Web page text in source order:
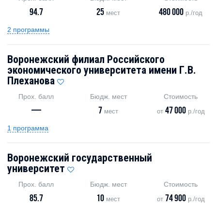
94.7 25 мест 480 000 р./год
2 программы
Воронежский филиал Российского
экономического университета имени Г.В.
Плеханова
Прох. балл
—
Бюдж. мест
7 мест
Стоимость
от 47 000р./год
1 программа
Воронежский государственный
университет
Прох. балл
85.7
Бюдж. мест
10 мест
Стоимость
от 74 900р./год